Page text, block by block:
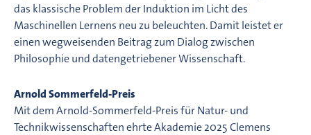
das klassische Problem der Induktion im Licht des
Maschinellen Lernens neu zu beleuchten. Damit leistet er
einen wegweisenden Beitrag zum Dialog zwischen
Philosophie und datengetriebener Wissenschaft.
Arnold Sommerfeld-Preis
Mit dem Arnold-Sommerfeld-Preis für Natur- und
Technikwissenschaften ehrte Akademie 2025 Clemens